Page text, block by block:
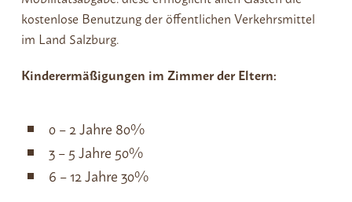
kostenlose Benutzung der öffentlichen Verkehrsmittel
im Land Salzburg.
Kinderermäßigungen im Zimmer der Eltern:
0 – 2 Jahre 80%
3 – 5 Jahre 50%
6 – 12 Jahre 30%